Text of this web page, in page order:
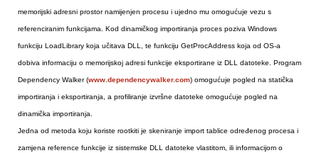
memorijski adresni prostor namijenjen procesu i ujedno mu omogućuje vezu s
referenciranim funkcijama. Kod dinamičkog importiranja proces poziva Windows
funkciju LoadLibrary koja učitava DLL, te funkciju GetProcAddress koja od OS-a
dobiva informaciju o memorijskoj adresi funkcije eksportirane iz DLL datoteke. Program
Dependency Walker (www.dependencywalker.com) omogućuje pogled na statička
importiranja i eksportiranja, a profiliranje izvršne datoteke omogućuje pogled na
dinamička importiranja.
Jedna od metoda koju koriste rootkiti je skeniranje import tablice određenog procesa i
zamjena reference funkcije iz sistemske DLL datoteke vlastitom, ili informacijom o